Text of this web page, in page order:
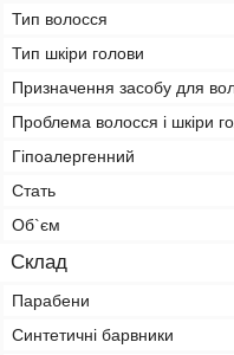
Тип волосся
Тип шкіри голови
Призначення засобу для
Проблема волосся і шкіри
Гіпоалергенний
Стать
Об`єм
Склад
Парабени
Синтетичні барвники